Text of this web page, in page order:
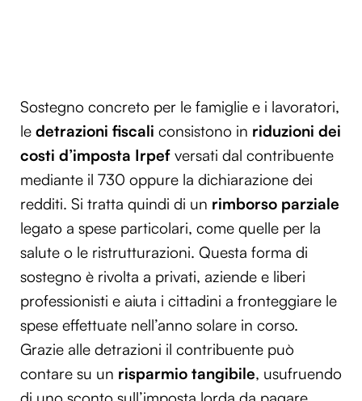
Sostegno concreto per le famiglie e i lavoratori,
le detrazioni fiscali consistono in riduzioni dei
costi d’imposta Irpef versati dal contribuente
mediante il 730 oppure la dichiarazione dei
redditi. Si tratta quindi di un rimborso parziale
legato a spese particolari, come quelle per la
salute o le ristrutturazioni. Questa forma di
sostegno è rivolta a privati, aziende e liberi
professionisti e aiuta i cittadini a fronteggiare le
spese effettuate nell’anno solare in corso.
Grazie alle detrazioni il contribuente può
contare su un risparmio tangibile, usufruendo